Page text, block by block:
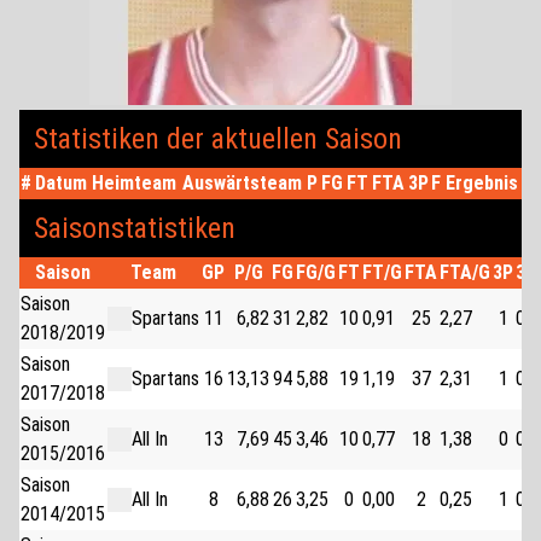
Statistiken der aktuellen Saison
# Datum Heimteam Auswärtsteam P FG FT FTA 3PF Ergebnis
Saisonstatistiken
Saison Team GP P/G FG FG/G FT FT/G FTA FTA/G 3P
Saison
2018/2019
Spartans 11 6,82 31 2,82 100,91 25 2,27 1
Saison
2017/2018
Spartans 16 13,13 94 5,88 19 1,19 37 2,31 1
Saison
2015/2016
All In 13 7,69 45 3,46 100,77 18 1,38 0
Saison
2014/2015
All In 8 6,88 26 3,25 0 0,00 2 0,25 1